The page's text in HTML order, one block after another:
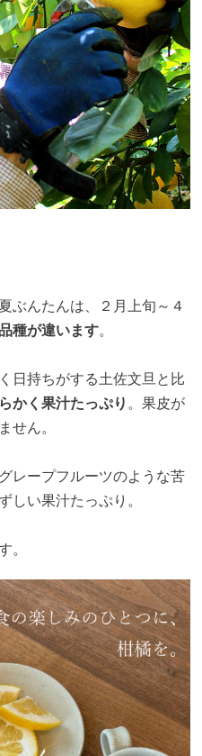
ぶんたんは、２月上旬～４
種が違います。
日持ちがする土佐文旦と比
かく果汁たっぷり 。果皮が
せん。
レープフルーツのような苦
しい果汁たっぷり。
。